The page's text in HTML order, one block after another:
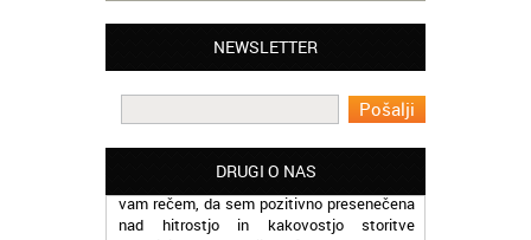
NEWSLETTER
DRUGI O NAS
prevajalske storitve opravljajo hitro in
Martina iz Bleda:
Potrebovala sem prevajanje iz
madžarskega v slovenski jezik in lahko
vam rečem, da sem pozitivno presenečena
prevajalcev Akademije Oxford.